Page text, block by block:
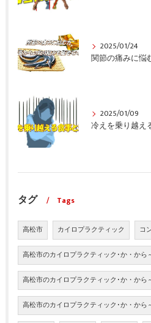
2025/01/24
2025/01/09
冷えを乗り越え
タグ Tags
高松市 カイロプラクティック コ
高松市のカイロプラクティック･か・から
高松市のカイロプラクティック･か・から
高松市のカイロプラクティック･か・から